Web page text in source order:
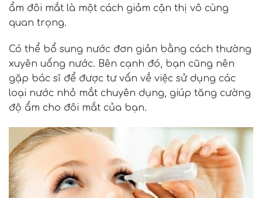
ẩm đôi mắt là một cách giảm cận thị vô cùng
quan trọng.
Có thể bổ sung nước đơn giản bằng cách thường
xuyên uống nước. Bên cạnh đó, bạn cũng nên
gặp bác sĩ để được tư vấn về việc sử dụng các
loại nước nhỏ mắt chuyên dụng, giúp tăng cường
độ ẩm cho đôi mắt của bạn.